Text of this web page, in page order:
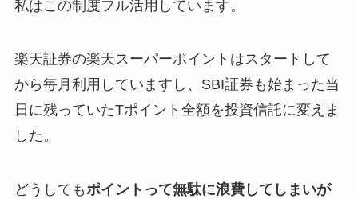
私はこの制度フル活用しています。
楽天証券の楽天スーパーポイントはスタートして
から毎月利用していますし、SBI証券も始まった当
日に残っていたTポイント全額を投資信託に変えま
した。
どうしてもポイントって無駄に浪費してしまいが